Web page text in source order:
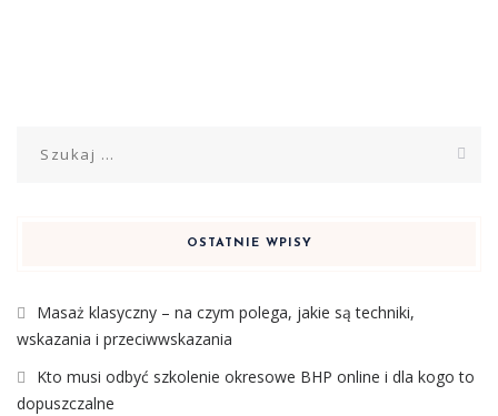
OSTATNIE WPISY
Masaż klasyczny – na czym polega, jakie są techniki,
wskazania i przeciwwskazania
Kto musi odbyć szkolenie okresowe BHP online i dla kogo to
dopuszczalne